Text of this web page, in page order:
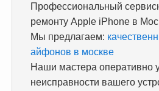
Профессиональный
ремонту Apple iPhone в
Мы предлагаем:
айфонов в москве
Наши мастера оперативно
неисправности вашего